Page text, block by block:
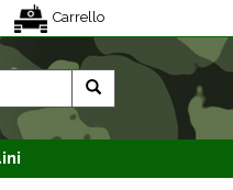
Carrello